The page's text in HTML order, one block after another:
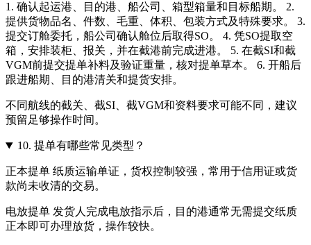
1. 确认起运港、目的港、船公司、箱型箱量和目标船期。 2.
提供货物品名、件数、毛重、体积、包装方式及特殊要求。 3.
提交订舱委托，船公司确认舱位后取得SO。 4. 凭SO提取空
箱，安排装柜、报关，并在截港前完成进港。 5. 在截SI和截
VGM前提交提单补料及验证重量，核对提单草本。 6. 开船后
跟进船期、目的港清关和提货安排。
不同航线的截关、截SI、截VGM和资料要求可能不同，建议
预留足够操作时间。
10. 提单有哪些常见类型？
正本提单 纸质运输单证，货权控制较强，常用于信用证或货
款尚未收清的交易。
电放提单 发货人完成电放指示后，目的港通常无需提交纸质
正本即可办理放货，操作较快。